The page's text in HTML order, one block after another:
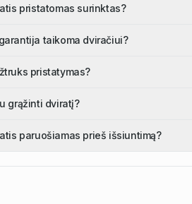
pristatomas surinktas?
taikoma dviračiui?
pristatymas?
grąžinti dviratį?
paruošiamas prieš išsiuntimą?